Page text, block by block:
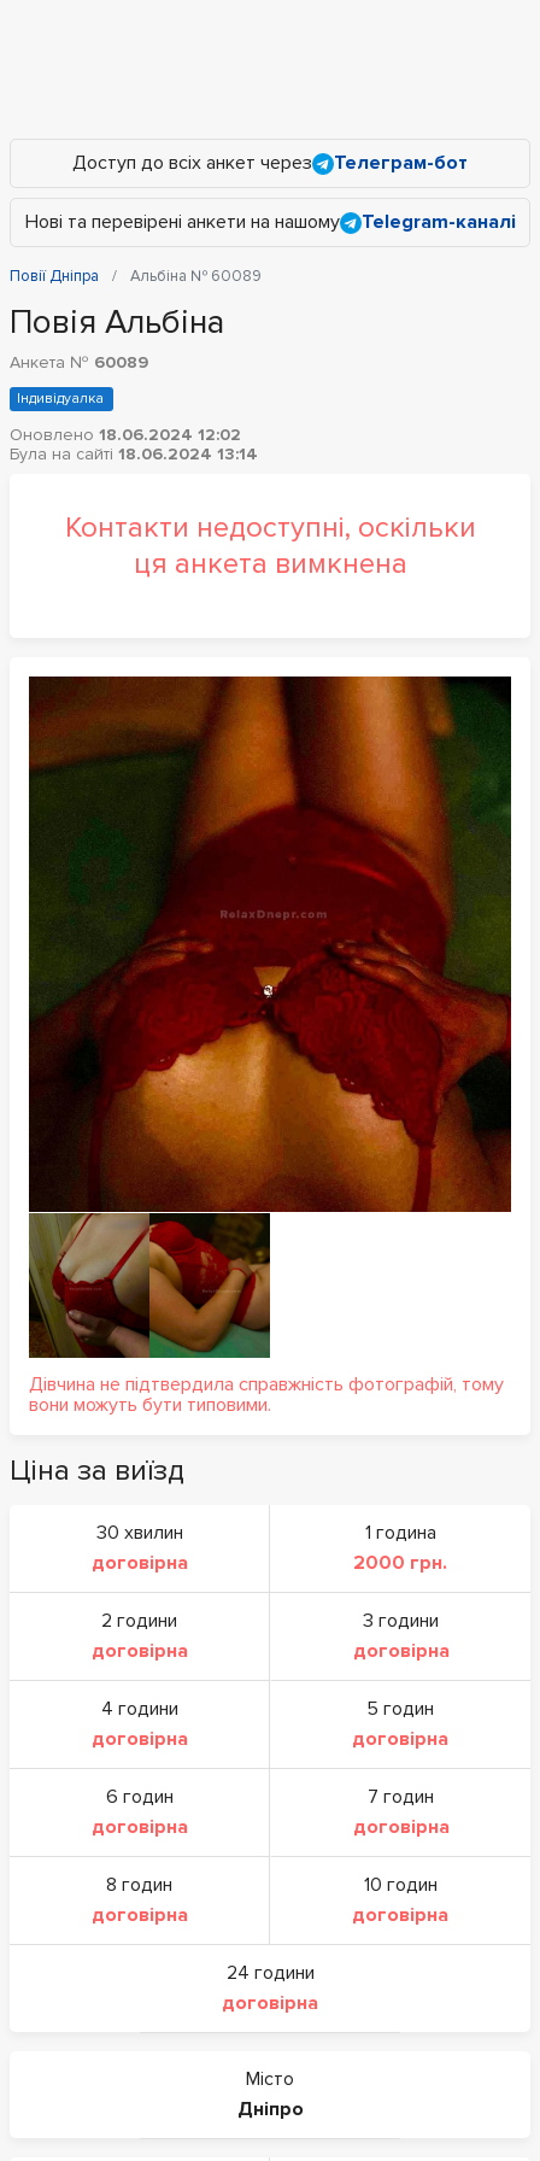
Доступ до всіх анкет через Телеграм-бот
Нові та перевірені анкети на нашому Telegram-каналі
Повії Дніпра Альбіна № 60089
Повія Альбіна
Анкета № 60089
Індивідуалка
Оновлено 18.06.2024 12:02
Була на сайті 18.06.2024 13:14
Контакти недоступні, оскільки
ця анкета вимкнена
Дівчина не підтвердила справжність фотографій, тому
вони можуть бути типовими.
Ціна за виїзд
30 хвилин
договірна
1 година
2000 грн.
2 години
договірна
3 години
договірна
4 години
договірна
5 годин
договірна
6 годин
договірна
7 годин
договірна
8 годин
договірна
10 годин
договірна
24 години
договірна
Місто
Дніпро